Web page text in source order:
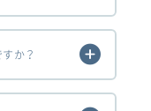
か？